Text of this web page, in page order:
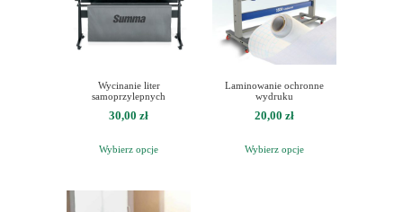
Wycinanie liter
samoprzylepnych
30,00 zł
Wybierz opcje
Laminowanie ochronne
wydruku
20,00 zł
Wybierz opcje